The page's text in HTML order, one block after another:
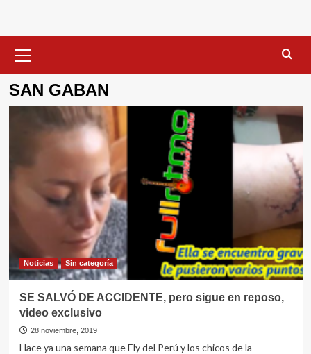
primario
SAN GABAN
Noticias Sin categorí­a
SE SALVÓ DE ACCIDENTE, pero sigue en reposo,
video exclusivo
28 noviembre, 2019
Hace ya una semana que Ely del Perú y los chicos de la